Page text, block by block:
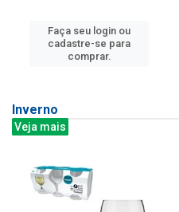
Faça seu login ou
cadastre-se para
comprar.
Inverno
Veja mais